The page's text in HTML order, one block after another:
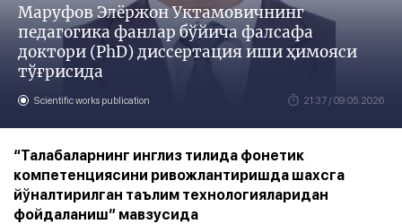
Маруфов Элёржон Уктамовичнинг
педагогика фанлар бўйича фалсафа
доктори (PhD) диссертация иши ҳимояси
тўғрисида
Scientific works publication 21:37 / 09.05.2026
“Талабаларнинг инглиз тилида фонетик
компетенциясини ривожлантиришда шахсга
йўналтирилган таълим технологияларидан
фойдаланиш” мавзусида